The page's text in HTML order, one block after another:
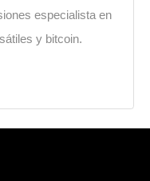
especialista en
y bitcoin.